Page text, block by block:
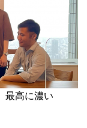
最高に濃い